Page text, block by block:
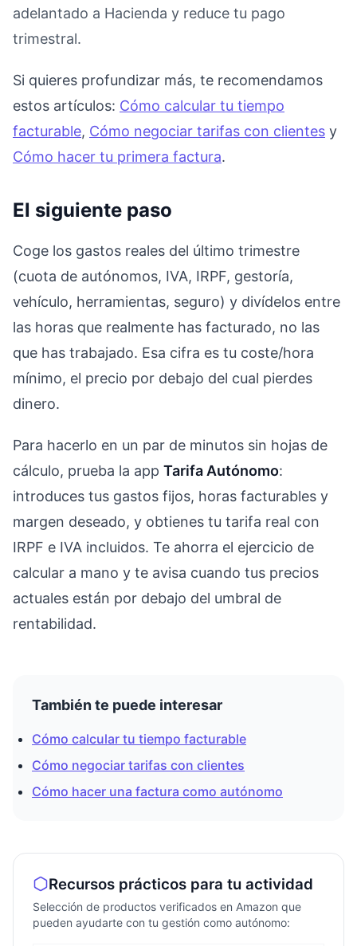
adelantado a Hacienda y reduce tu pago
trimestral.
Si quieres profundizar más, te recomendamos
estos artículos: Cómo calcular tu tiempo
facturable, Cómo negociar tarifas con clientes y
Cómo hacer tu primera factura.
El siguiente paso
Coge los gastos reales del último trimestre
(cuota de autónomos, IVA, IRPF, gestoría,
vehículo, herramientas, seguro) y divídelos entre
las horas que realmente has facturado, no las
que has trabajado. Esa cifra es tu coste/hora
mínimo, el precio por debajo del cual pierdes
dinero.
Para hacerlo en un par de minutos sin hojas de
cálculo, prueba la app Tarifa Autónomo:
introduces tus gastos fijos, horas facturables y
margen deseado, y obtienes tu tarifa real con
IRPF e IVA incluidos. Te ahorra el ejercicio de
calcular a mano y te avisa cuando tus precios
actuales están por debajo del umbral de
rentabilidad.
También te puede interesar
Cómo calcular tu tiempo facturable
Cómo negociar tarifas con clientes
Cómo hacer una factura como autónomo
Recursos prácticos para tu actividad
Selección de productos verificados en Amazon que
pueden ayudarte con tu gestión como autónomo: